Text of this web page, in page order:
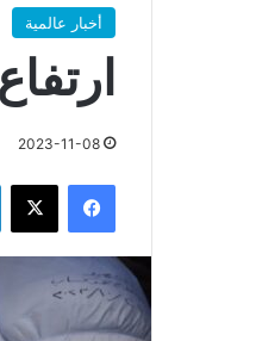
أخبار عالمية
2023-11-08
فيسبوك X